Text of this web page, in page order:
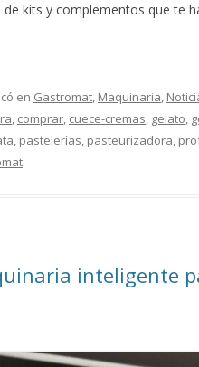
de kits y complementos que te
en Gastromat, Maquinaria,
, comprar, cuece-cremas, gelato,
, pastelerías, pasteurizadora,
.
inteligente